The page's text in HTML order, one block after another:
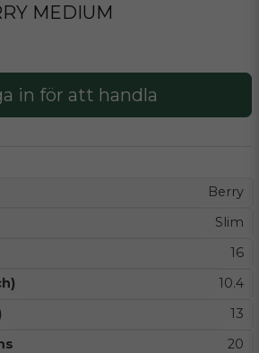
MEDIUM
in för att handla
Berry
Slim
16
10.4
13
20